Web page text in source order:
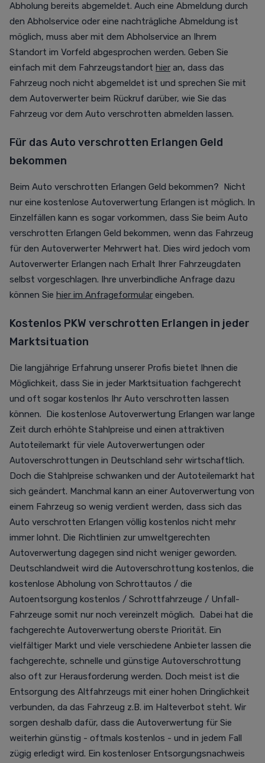
Abholung bereits abgemeldet. Auch eine Abmeldung durch
den Abholservice oder eine nachträgliche Abmeldung ist
möglich, muss aber mit dem Abholservice an Ihrem
Standort im Vorfeld abgesprochen werden. Geben Sie
einfach mit dem Fahrzeugstandort hier an, dass das
Fahrzeug noch nicht abgemeldet ist und sprechen Sie mit
dem Autoverwerter beim Rückruf darüber, wie Sie das
Fahrzeug vor dem Auto verschrotten abmelden lassen.
Für das Auto verschrotten Erlangen Geld
bekommen
Beim Auto verschrotten Erlangen Geld bekommen? Nicht
nur eine kostenlose Autoverwertung Erlangen ist möglich. In
Einzelfällen kann es sogar vorkommen, dass Sie beim Auto
verschrotten Erlangen Geld bekommen, wenn das Fahrzeug
für den Autoverwerter Mehrwert hat. Dies wird jedoch vom
Autoverwerter Erlangen nach Erhalt Ihrer Fahrzeugdaten
selbst vorgeschlagen. Ihre unverbindliche Anfrage dazu
können Sie hier im Anfrageformular eingeben.
Kostenlos PKW verschrotten Erlangen in jeder
Marktsituation
Die langjährige Erfahrung unserer Profis bietet Ihnen die
Möglichkeit, dass Sie in jeder Marktsituation fachgerecht
und oft sogar kostenlos Ihr Auto verschrotten lassen
können. Die kostenlose Autoverwertung Erlangen war lange
Zeit durch erhöhte Stahlpreise und einen attraktiven
Autoteilemarkt für viele Autoverwertungen oder
Autoverschrottungen in Deutschland sehr wirtschaftlich.
Doch die Stahlpreise schwanken und der Autoteilemarkt hat
sich geändert. Manchmal kann an einer Autoverwertung von
einem Fahrzeug so wenig verdient werden, dass sich das
Auto verschrotten Erlangen völlig kostenlos nicht mehr
immer lohnt. Die Richtlinien zur umweltgerechten
Autoverwertung dagegen sind nicht weniger geworden.
Deutschlandweit wird die Autoverschrottung kostenlos, die
kostenlose Abholung von Schrottautos / die
Autoentsorgung kostenlos / Schrottfahrzeuge / Unfall-
Fahrzeuge somit nur noch vereinzelt möglich. Dabei hat die
fachgerechte Autoverwertung oberste Priorität. Ein
vielfältiger Markt und viele verschiedene Anbieter lassen die
fachgerechte, schnelle und günstige Autoverschrottung
also oft zur Herausforderung werden. Doch meist ist die
Entsorgung des Altfahrzeugs mit einer hohen Dringlichkeit
verbunden, da das Fahrzeug z.B. im Halteverbot steht. Wir
sorgen deshalb dafür, dass die Autoverwertung für Sie
weiterhin günstig - oftmals kostenlos - und in jedem Fall
zügig erledigt wird. Ein kostenloser Entsorgungsnachweis